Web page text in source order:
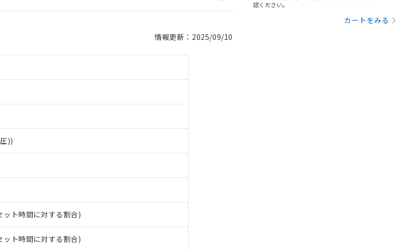
情報更新：2025/09/10
))
ト時間に対する割合)
ト時間に対する割合)
認ください。
カートをみる